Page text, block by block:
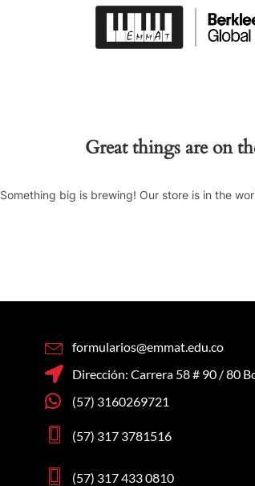
Great things are on
Something big is brewing! Our store is in the
formularios@emmat.edu.co
Dirección: Carrera 58 # 90 / 80
(57) 3160269721
(57) 317 3781516
(57) 317 433 0810